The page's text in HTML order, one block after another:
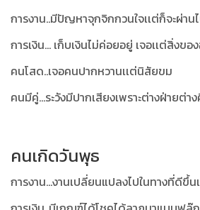
การงาน..มีปัญหาจุกจิกกวนใจเเต่ก็จะผ่าน
การเงิน... เก็บเงินไม่ค่อยอยู่ เจอเเต่สิ่งขอ
คนโสด..เจอคนปากหวานเเต่นิสัยขม
คนมีคู่...ระวังมีปากเสียงเพราะต่างฝ่ายต่
คนเกิดวันพุธ
การงาน...งานเปลี่ยนแปลงไปในทางที่ดีขึ้